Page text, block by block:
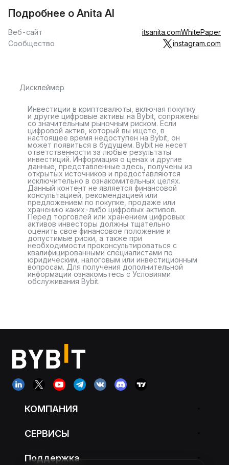
Подробнее о Anita AI
Веб-сайт itsanita.comWhitePaper
Сообщество
instagram.com
Дисклеймер
Инвестиции в криптовалюты, включая покупку
и другие цифровые активы на Bybit, сопряжены
со значительным рыночным риском. Если
цифровой актив, который вы ищете, в
настоящее время недоступен на Bybit, он
может появиться в будущем. Bybit не несет
ответственности за любые результаты
инвестиций. Информация о ценах и другие
данные, представленные здесь, получены из
открытых источников и предоставляются
исключительно в ознакомительных целях.
Данный контент не является финансовой
консультацией, рекомендацией или
предложением по покупке, продаже или
хранению каких-либо цифровых активов.
Перед торговлей или хранением цифровых
активов инвесторы должны тщательно
оценить свое финансовое положение и
допустимые риски, а также при
необходимости проконсультироваться с
квалифицированными специалистами по
юридическим, налоговым или инвестиционным
вопросам. Для получения дополнительной
информации ознакомьтесь с Условиями
обслуживания Bybit.
КОМПАНИЯ
СЕРВИСЫ
Поддержка